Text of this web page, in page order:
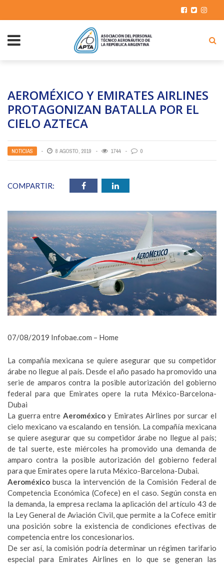
AEROMÉXICO Y EMIRATES AIRLINES
PROTAGONIZAN BATALLA POR EL
CIELO AZTECA
NOTICIAS 8 AGOSTO, 2019 1744 0
COMPARTIR:
07/08/2019 Infobae.com – Home
La compañía mexicana se quiere asegurar que su competidor
árabe no llegue al país. Desde el año pasado ha promovido una
serie de amparos contra la posible autorización del gobierno
federal para que Emirates opere la ruta México-Barcelona-
Dubai
La guerra entre Aeroméxicoy Emirates Airlines por surcar el
cielo mexicano va escalando en tensión. La compañía mexicana
se quiere asegurar que su competidor árabe no llegue al país;
de tal suerte, este miércoles ha promovido una demanda de
amparo contra la posible autorización del gobierno federal
para que Emirates opere la ruta México-Barcelona-Dubai.
Aeroméxico busca la intervención de la Comisión Federal de
Competencia Económica (Cofece) en el caso. Según consta en
la demanda, la empresa reclama la aplicación del artículo 43 de
la Ley General de Aviación Civil, que permite a la Cofece emitir
una posición sobre la existencia de condiciones efectivas de
competencia entre los concesionarios.
De ser así, la comisión podría determinar un régimen tarifario
especial para Emirates Airlines en lo que se generan las